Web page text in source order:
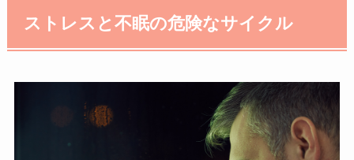
ストレスと不眠の危険なサイクル